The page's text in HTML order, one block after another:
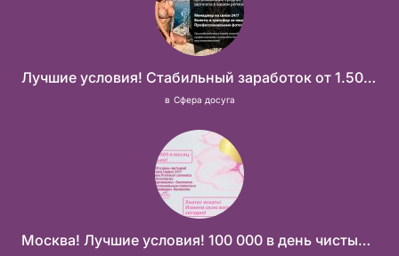
Лучшие условия! Стабильный заработок от 1.500.000₽
в Сфера досуга
Москва! Лучшие условия! 100 000 в день чистыми!